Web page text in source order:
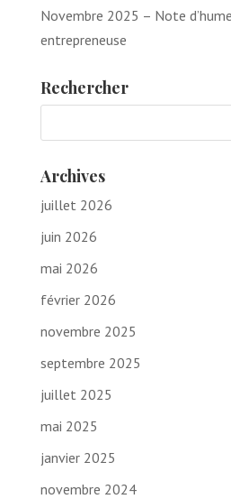
Novembre 2025 – Note
entrepreneuse
Rechercher
Archives
juillet 2026
juin 2026
mai 2026
février 2026
novembre 2025
septembre 2025
juillet 2025
mai 2025
janvier 2025
novembre 2024